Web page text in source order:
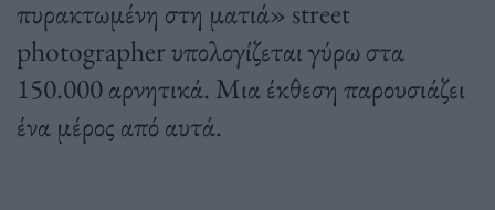
πυρακτωμένη στη ματιά» street
photographer υπολογίζεται γύρω στα
150.000 αρνητικά. Μια έκθεση παρουσιάζει
ένα μέρος από αυτά.